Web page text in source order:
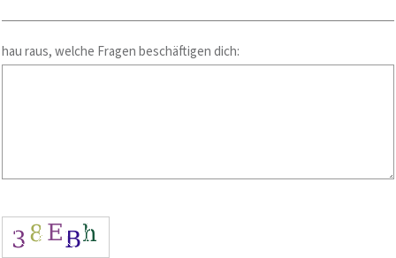
hau raus, welche Fragen beschäftigen dich: